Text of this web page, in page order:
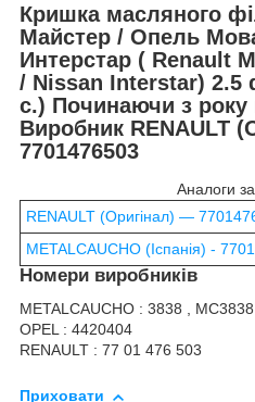
Кришка масляного
Майстер / Опель
Интерстар ( Renault
/ Nissan Interstar) 2.5
с.) Починаючи з року
Виробник RENAULT
7701476503
Аналоги
RENAULT (Оригінал) ―
METALCAUCHO (Іспанія) -
Номери виробників
METALCAUCHO : 3838 , MC3838
OPEL : 4420404
RENAULT : 77 01 476 503
Приховати